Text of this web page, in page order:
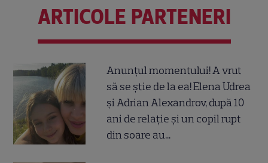
ARTICOLE PARTENERI
Anunțul momentului! A vrut
să se știe de la ea! Elena Udrea
și Adrian Alexandrov, după 10
ani de relație și un copil rupt
din soare au...